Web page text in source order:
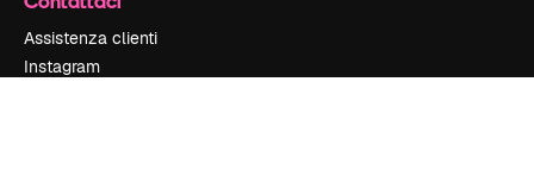
Assistenza clienti
Instagram